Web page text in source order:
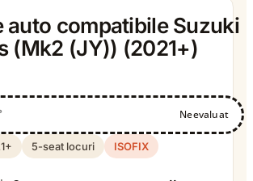
auto compatibile Suzuki
(Mk2 (JY)) (2021+)
Neevaluat
5-seat locuri ISOFIX